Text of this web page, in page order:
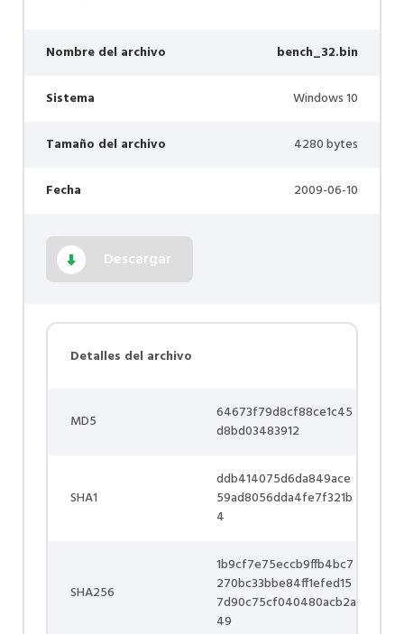
Nombre del archivo bench_32.bin
Sistema Windows 10
Tamaño del archivo 4280 bytes
Fecha 2009-06-10
Descargar
Detalles del archivo
MD5
64673f79d8cf88ce1c45
d8bd03483912
SHA1
ddb414075d6da849ace
59ad8056dda4fe7f321b
4
SHA256
1b9cf7e75eccb9ffb4bc7
270bc33bbe84ff1efed15
7d90c75cf040480acb2a
49